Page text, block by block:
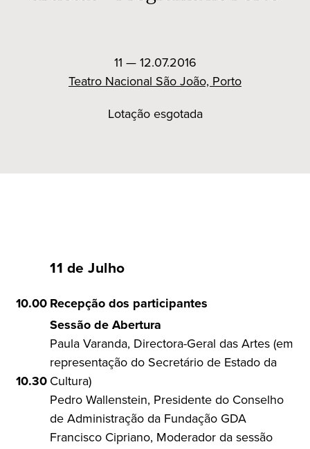
11 — 12.07.2016
Teatro Nacional São João, Porto
Lotação esgotada
11 de Julho
10.00Recepção dos participantes
10.30
Sessão de Abertura
Paula Varanda, Directora-Geral das Artes (em
representação do Secretário de Estado da
Cultura)
Pedro Wallenstein, Presidente do Conselho
de Administração da Fundação GDA
Francisco Cipriano, Moderador da sessão